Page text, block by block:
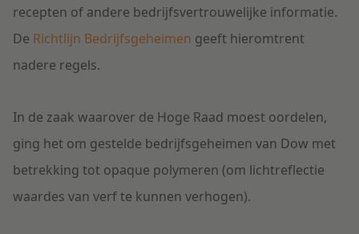
recepten of andere bedrijfsvertrouwelijke informatie.
De Richtlijn Bedrijfsgeheimen geeft hieromtrent
nadere regels.
In de zaak waarover de Hoge Raad moest oordelen,
ging het om gestelde bedrijfsgeheimen van Dow met
betrekking tot opaque polymeren (om lichtreflectie
waardes van verf te kunnen verhogen).